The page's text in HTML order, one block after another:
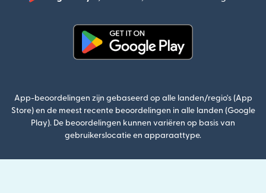
App-beoordelingen zijn gebaseerd op alle landen/regio's (App
Store) en de meest recente beoordelingen in alle landen (Google
Play). De beoordelingen kunnen variëren op basis van
gebruikerslocatie en apparaattype.